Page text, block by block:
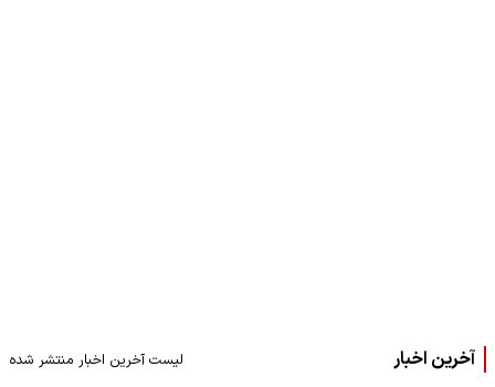
آخرین اخبار لیست آخرین اخبار منتشر شده